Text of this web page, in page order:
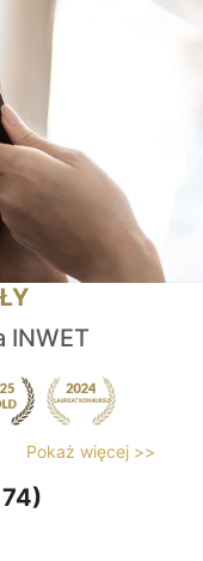
INWET
Pokaż więcej >>